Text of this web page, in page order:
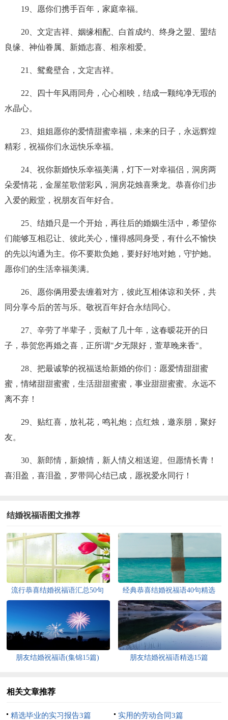
19、愿你们携手百年，家庭幸福。
20、文定吉祥、姻缘相配、白首成约、终身之盟、盟结
良缘、神仙眷属、新婚志喜、相亲相爱。
21、鸳鸯壁合，文定吉祥。
22、四十年风雨同舟，心心相映，结成一颗纯净无瑕的
水晶心。
23、姐姐愿你的爱情甜蜜幸福，未来的日子，永远辉煌
精彩，祝福你们永远快乐幸福。
24、祝你新婚快乐幸福美满，灯下一对幸福侣，洞房两
朵爱情花，金屋笙歌偕彩风，洞房花烛喜乘龙。恭喜你们步
入爱的殿堂，祝朋友百年好合。
25、结婚只是一个开始，再往后的婚姻生活中，希望你
们能够互相忍让、彼此关心，懂得感同身受，有什么不愉快
的先以沟通为主。你不要欺负她，要好好地对她，守护她。
愿你们的生活幸福美满。
26、愿你俩用爱去缠着对方，彼此互相体谅和关怀，共
同分享今后的苦与乐。敬祝百年好合永结同心。
27、辛劳了半辈子，贡献了几十年，这春暧花开的日
子，恭贺您再婚之喜，正所谓"夕无限好，萱草晚来香"。
28、把最诚挚的祝福送给新婚的你们：愿爱情甜甜蜜
蜜，情绪甜甜蜜蜜，生活甜甜蜜蜜，事业甜甜蜜蜜。永远不
离不弃！
29、贴红喜，放礼花，鸣礼炮；点红烛，邀亲朋，聚好
友。
30、新郎情，新娘情，新人情义相送迎。但愿情长青！
喜泪盈，喜泪盈，罗带同心结已成，愿祝爱永同行！
结婚祝福语图文推荐
流行恭喜结婚祝福语汇总50句 经典恭喜结婚祝福语40句精选
朋友结婚祝福语(集锦15篇) 朋友结婚祝福语精选15篇
相关文章推荐
精选毕业的实习报告3篇
实用的劳动合同3篇